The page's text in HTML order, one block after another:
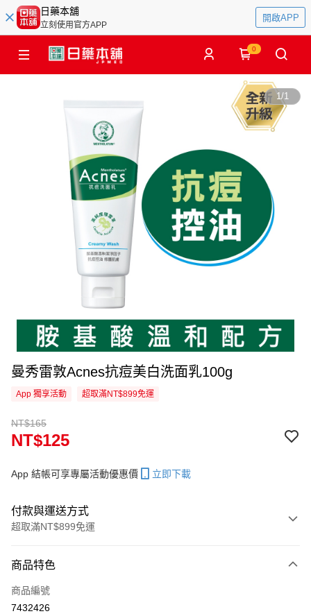
日藥本舖
立刻使用官方APP
開啟APP
0
1/1
曼秀雷敦Acnes抗痘美白洗面乳100g
App 獨享活動 超取滿NT$899免運
NT$165
NT$125
App 結帳可享專屬活動優惠價 立即下載
付款與運送方式
超取滿NT$899免運
信用卡一次付款
超商取貨付款
商品特色
商品編號
7432426